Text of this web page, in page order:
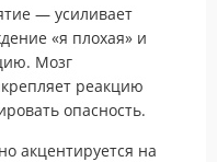
— усиливает
«я плохая» и
Мозг
реакцию
опасность.
акцентируется на